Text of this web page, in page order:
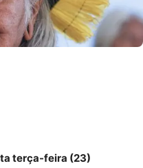
terça-feira (23)